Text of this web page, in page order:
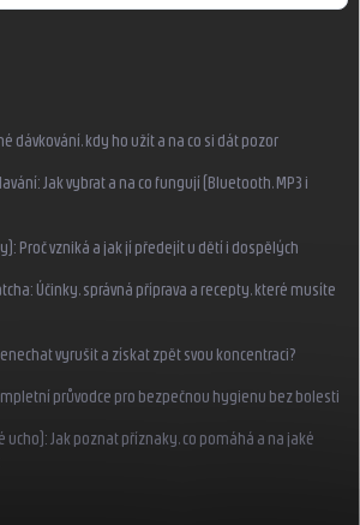
dávkování, kdy ho užít a na co si dát pozor
Jak vybrat a na co fungují (Bluetooth, MP3 i
Proč vzniká a jak jí předejít u dětí i dospělých
Účinky, správná příprava a recepty, které musíte
vyrušit a získat zpět svou koncentraci?
průvodce pro bezpečnou hygienu bez bolesti
ucho): Jak poznat příznaky, co pomáhá a na jaké